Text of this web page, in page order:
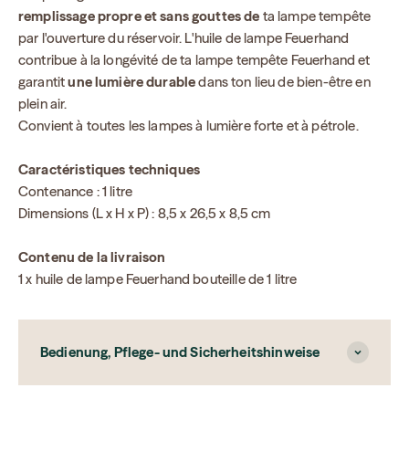
remplissage propre et sans gouttes de ta lampe tempête
par l'ouverture du réservoir. L'huile de lampe Feuerhand
contribue à la longévité de ta lampe tempête Feuerhand et
garantitune lumière durabledans ton lieu de bien-être en
plein air.
Convient à toutes les lampes à lumière forte et à pétrole.
Caractéristiques techniques
Contenance : 1 litre
Dimensions (L x H x P) : 8,5 x 26,5 x 8,5 cm
Contenu de la livraison
1 x huile de lampe Feuerhand bouteille de 1 litre
Bedienung, Pflege- und Sicherheitshinweise